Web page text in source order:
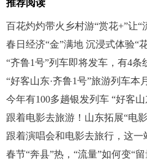
推荐阅读
百花灼灼带火乡村游“赏花+”让“
春日经济“金”满地 沉浸式体验“
“齐鲁1号”列车即将发车，有4条
“好客山东·齐鲁1号”旅游列车本
今年有100多趟银发列车 “好客
跟着电影去旅游！山东拓展“电
跟着演唱会和电影去旅行，这一
春节“奔县”热，“流量”如何变“留